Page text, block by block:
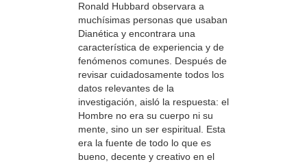
Ronald Hubbard observara a
muchísimas personas que usaban
Dianética y encontrara una
característica de experiencia y de
fenómenos comunes. Después de
revisar cuidadosamente todos los
datos relevantes de la
investigación, aisló la respuesta: el
Hombre no era su cuerpo ni su
mente, sino un ser espiritual. Esta
era la fuente de todo lo que es
bueno, decente y creativo en el